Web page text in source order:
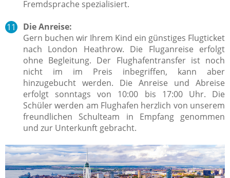
Fremdsprache spezialisiert.
Die Anreise:
Gern buchen wir Ihrem Kind ein günstiges Flugticket
nach London Heathrow. Die Fluganreise erfolgt
ohne Begleitung. Der Flughafentransfer ist noch
nicht im im Preis inbegriffen, kann aber
hinzugebucht werden. Die Anreise und Abreise
erfolgt sonntags von 10:00 bis 17:00 Uhr. Die
Schüler werden am Flughafen herzlich von unserem
freundlichen Schulteam in Empfang genommen
und zur Unterkunft gebracht.